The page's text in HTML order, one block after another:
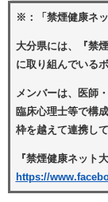
※：「禁煙健康ネ
大分県には、『禁
に取り組んでいる
メンバーは、医師
臨床心理士等で構
枠を越えて連携して
『禁煙健康ネット
https://